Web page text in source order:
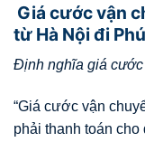
Giá cước vận
từ Hà Nội đi
Định nghĩa giá cước
“Giá cước vận
phải thanh toán